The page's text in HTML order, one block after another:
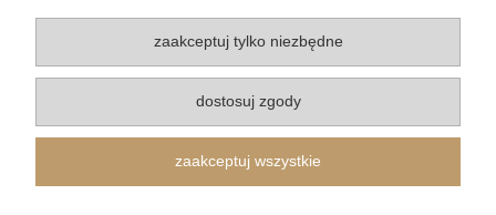
Informacje
O nas
Indeks kategorii
Itertus Piotr Cieślik| Kalinowa 14, 43-340 Kozy, woj. śląskie | E-mail:
zaakceptuj tylko niezbędne
dostosuj zgody
zaakceptuj wszystkie